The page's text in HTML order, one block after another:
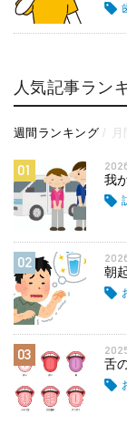
人気記事ラン
週間ランキング
01
我
02
朝
03
舌